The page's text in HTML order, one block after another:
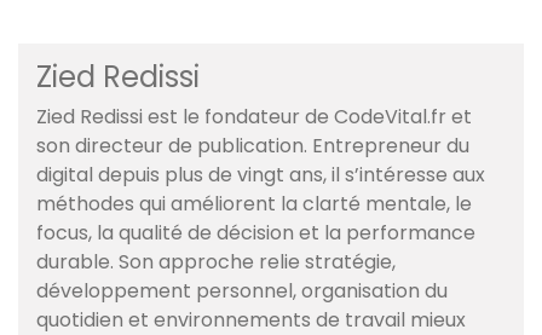
Zied Redissi
Zied Redissi est le fondateur de CodeVital.fr et
son directeur de publication. Entrepreneur du
digital depuis plus de vingt ans, il s’intéresse aux
méthodes qui améliorent la clarté mentale, le
focus, la qualité de décision et la performance
durable. Son approche relie stratégie,
développement personnel, organisation du
quotidien et environnements de travail mieux